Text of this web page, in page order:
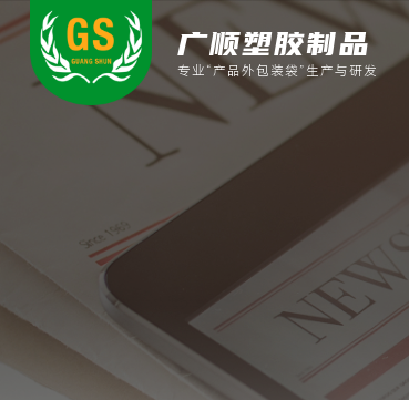
广顺塑胶制品
专业“产品外包装袋”生产与研发